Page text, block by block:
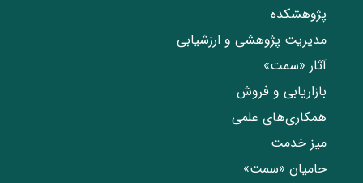
پژوهشکده
مدیریت پژوهشی و ارزشیابی
آثار «سمت»
بازاریابی و فروش
همکاری‌های علمی
میز خدمت
حامیان «سمت»